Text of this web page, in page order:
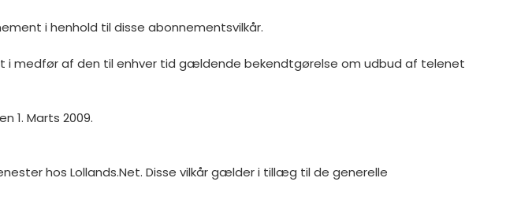
i henhold til disse abonnementsvilkår.
i medfør af den til enhver tid gældende bekendtgørelse om udbud af telenet
1. Marts 2009.
hos Lollands.Net. Disse vilkår gælder i tillæg til de generelle